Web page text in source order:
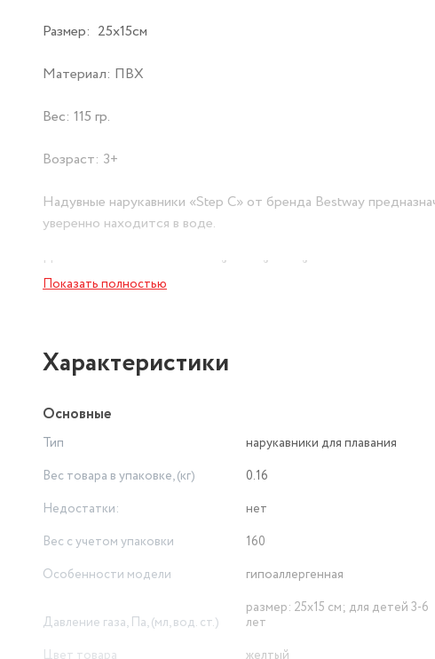
Размер: 25х15см
Материал: ПВХ
Вес: 115 гр.
Возраст: 3+
Надувные нарукавники «Step C» от бренда Bestway
уверенно находится в воде.
Нарукавники имеет стильный, яркий дизайн.
Нарукавники обязательно пригодятся в жаркий летний день
Показать полностью
Характеристики
Основные
Тип
нарукавники для плавания
Вес товара в упаковке, (кг)
0.16
Недостатки:
нет
Вес с учетом упаковки
160
Особенности модели
гипоаллергенная
Давление газа, Па, (мл, вод. ст.)
размер: 25х15 см; для детей 3-6
лет
Цвет товара
желтый